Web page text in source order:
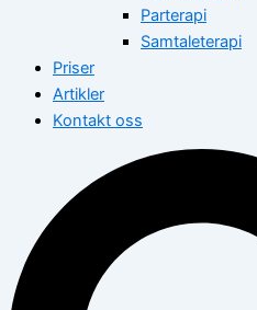
Parterapi
Samtaleterapi
Priser
Artikler
Kontakt oss